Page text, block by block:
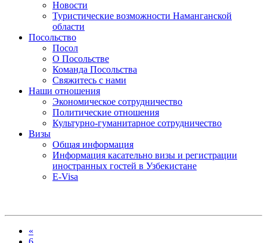
Новости
Туристические возможности Наманганской
области
Посольство
Посол
О Посольстве
Команда Посольства
Свяжитесь с нами
Наши отношения
Экономическое сотрудничество
Политические отношения
Культурно-гуманитарное сотрудничество
Визы
Общая информация
Информация касательно визы и регистрации
иностранных гостей в Узбекистане
E-Visa
«